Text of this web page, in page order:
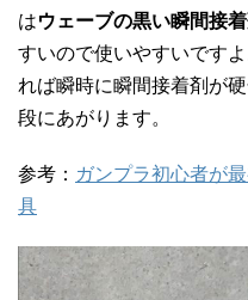
はウェーブの黒い瞬間接着
すいので使いやすいです
れば瞬時に瞬間接着剤が
段にあがります。
参考： ガンプラ初心者が
具